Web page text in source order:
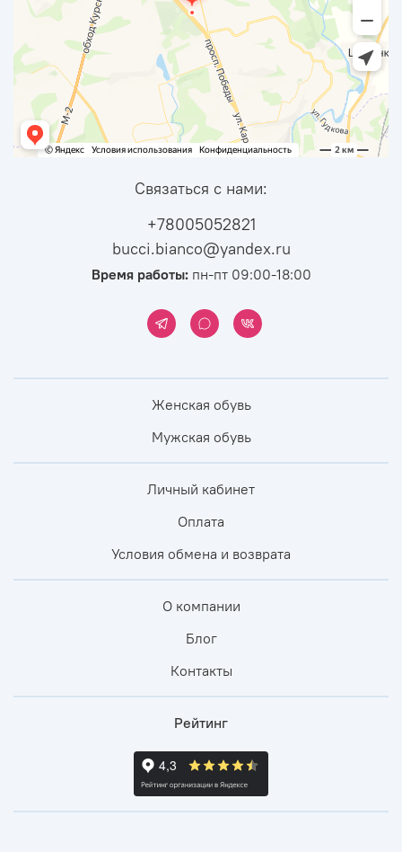
Связаться с нами:
+78005052821
bucci.bianco@yandex.ru
Время работы:пн-пт 09:00-18:00
Женская обувь
Мужская обувь
Личный кабинет
Оплата
Условия обмена и возврата
О компании
Блог
Контакты
Рейтинг